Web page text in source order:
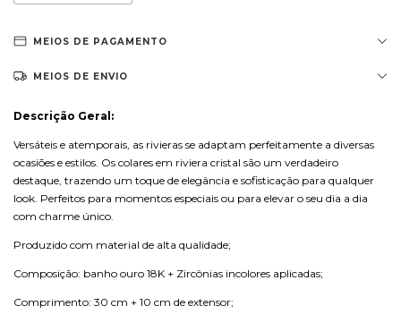
MEIOS DE PAGAMENTO
MEIOS DE ENVIO
Descrição Geral:
Versáteis e atemporais, as rivieras se adaptam perfeitamente a diversas
ocasiões e estilos. Os colares em riviera cristal são um verdadeiro
destaque, trazendo um toque de elegância e sofisticação para qualquer
look. Perfeitos para momentos especiais ou para elevar o seu dia a dia
com charme único.
Produzido com material de alta qualidade;
Composição: banho ouro 18K + Zircônias incolores aplicadas;
Comprimento: 30 cm + 10 cm de extensor;